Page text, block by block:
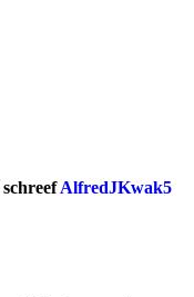
schreefAlfredJKwak5